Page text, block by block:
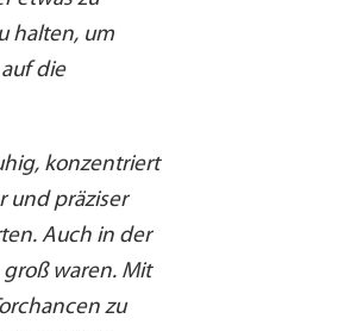
halten, um
die
konzentriert
und präziser
Auch in der
waren. Mit
zu